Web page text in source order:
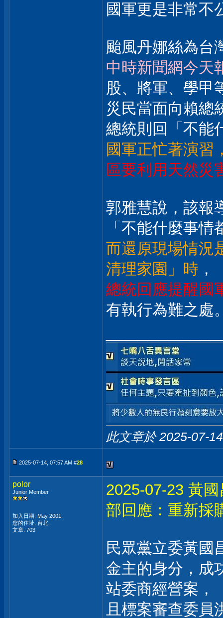
國軍更是非常不
颱風丹娜絲為台
中時新聞網今天
股、將軍、學甲
災民當面向賴總
總統則回「不能
國軍正忙著演習
區要利用天然災
郭雅慧說，該報
「不能什麼事
而還原現場情況
清理家園」時 ，
總統回應提醒國
有執行為難之處
此文章於 2025-07-
2025-07-14, 07:57 AM #28
polor
Junior Member
加入日期: May 2001
您的住址: 台北
文章: 703
2025-07-23 黃
部回應：重新採
民眾黨立委黃國
金主的身分，成
站委商經營案，
且標案審查委員